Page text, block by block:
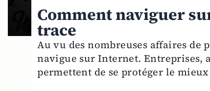
Comment naviguer
trace
Au vu des nombreuses affaires de
navigue sur Internet. Entreprises,
permettent de se protéger le